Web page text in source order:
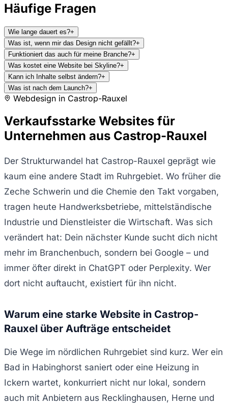
Häufige Fragen
Wie lange dauert es?+
Was ist, wenn mir das Design nicht gefällt?+
Funktioniert das auch für meine Branche?+
Was kostet eine Website bei Skyline?+
Kann ich Inhalte selbst ändern?+
Was ist nach dem Launch?+
Webdesign in Castrop-Rauxel
Verkaufsstarke Websites für
Unternehmen aus Castrop-Rauxel
Der Strukturwandel hat Castrop-Rauxel geprägt wie
kaum eine andere Stadt im Ruhrgebiet. Wo früher die
Zeche Schwerin und die Chemie den Takt vorgaben,
tragen heute Handwerksbetriebe, mittelständische
Industrie und Dienstleister die Wirtschaft. Was sich
verändert hat: Dein nächster Kunde sucht dich nicht
mehr im Branchenbuch, sondern bei Google – und
immer öfter direkt in ChatGPT oder Perplexity. Wer
dort nicht auftaucht, existiert für ihn nicht.
Warum eine starke Website in Castrop-
Rauxel über Aufträge entscheidet
Die Wege im nördlichen Ruhrgebiet sind kurz. Wer ein
Bad in Habinghorst saniert oder eine Heizung in
Ickern wartet, konkurriert nicht nur lokal, sondern
auch mit Anbietern aus Recklinghausen, Herne und